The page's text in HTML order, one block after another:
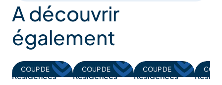
A découvrir
également
COUP DE
Résidences
COUP DE
Résidences
COUP DE
Résidences